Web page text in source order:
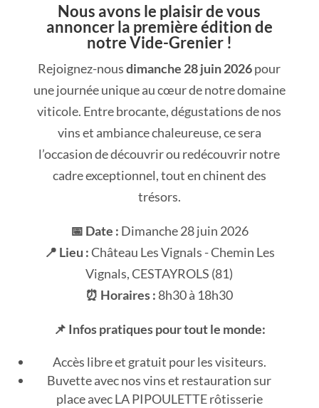
Nous avons le plaisir de vous
annoncer la première édition de
notre Vide-Grenier !
Rejoignez-nousdimanche 28 juin 2026pour
une journée unique au cœur de notre domaine
viticole. Entre brocante, dégustations de nos
vins et ambiance chaleureuse, ce sera
l’occasion de découvrir ou redécouvrir notre
cadre exceptionnel, tout en chinent des
trésors.
📅 Date : Dimanche 28 juin 2026
📍 Lieu :Château Les Vignals - Chemin Les
Vignals, CESTAYROLS (81)
⏰ Horaires : 8h30 à 18h30
📌 Infos pratiques pour tout le monde:
Accès libre et gratuit pour les visiteurs.
Buvette avec nos vins et restauration sur
place avec LA PIPOULETTE rôtisserie